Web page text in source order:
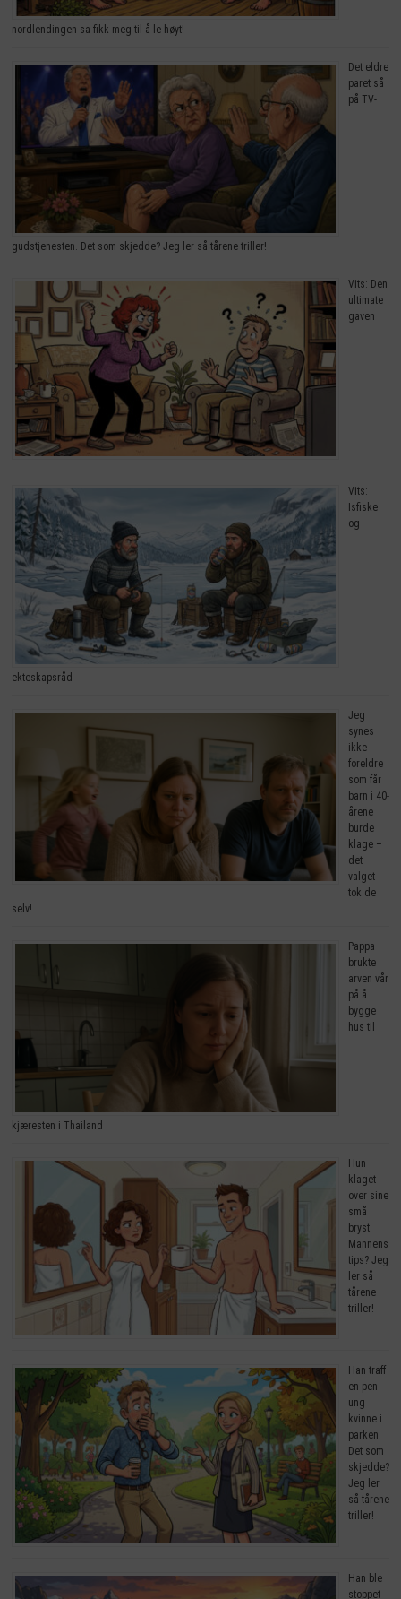
nordlendingen sa fikk meg til å le høyt!
Det eldre
paret så
på TV-
gudstjenesten. Det som skjedde? Jeg ler så tårene triller!
Vits: Den
ultimate
gaven
Vits:
Isfiske
og
ekteskapsråd
Jeg
synes
ikke
foreldre
som får
barn i 40-
årene
burde
klage –
det
valget
tok de
selv!
Pappa
brukte
arven vår
på å
bygge
hus til
kjæresten i Thailand
Hun
klaget
over sine
små
bryst.
Mannens
tips? Jeg
ler så
tårene
triller!
Han traff
en pen
ung
kvinne i
parken.
Det som
skjedde?
Jeg ler
så tårene
triller!
Han ble
stoppet